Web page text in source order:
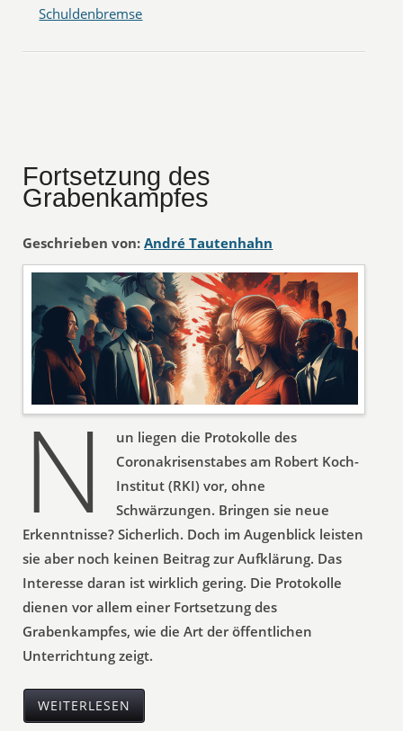
Schuldenbremse
Fortsetzung des
Grabenkampfes
Geschrieben von: André Tautenhahn
N
un liegen die Protokolle des
Coronakrisenstabes am Robert Koch-
Institut (RKI) vor, ohne
Schwärzungen. Bringen sie neue
Erkenntnisse? Sicherlich. Doch im Augenblick leisten
sie aber noch keinen Beitrag zur Aufklärung. Das
Interesse daran ist wirklich gering. Die Protokolle
dienen vor allem einer Fortsetzung des
Grabenkampfes, wie die Art der öffentlichen
Unterrichtung zeigt.
WEITERLESEN